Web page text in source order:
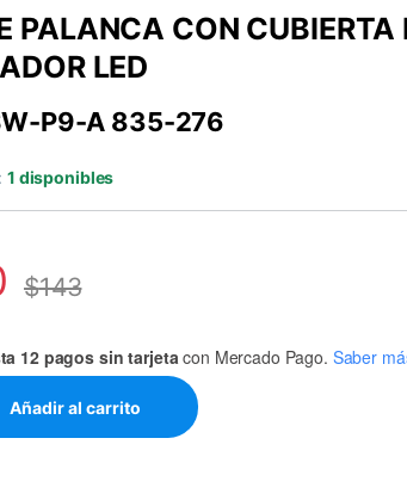
PALANCA CON CUBIERTA
LED
P9-A 835-276
1 disponibles
$143
12 pagos sin tarjeta con Mercado Pago. Saber
Añadir al carrito